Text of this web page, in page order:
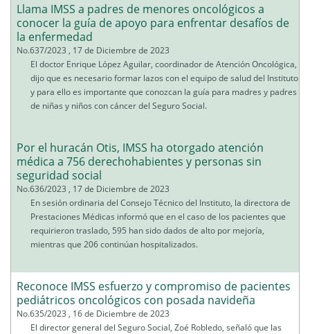
Llama IMSS a padres de menores oncológicos a
conocer la guía de apoyo para enfrentar desafíos de
la enfermedad
No.637/2023 , 17 de Diciembre de 2023
El doctor Enrique López Aguilar, coordinador de Atención Oncológica,
dijo que es necesario formar lazos con el equipo de salud del Instituto
y para ello es importante que conozcan la guía para madres y padres
de niñas y niños con cáncer del Seguro Social.
Por el huracán Otis, IMSS ha otorgado atención
médica a 756 derechohabientes y personas sin
seguridad social
No.636/2023 , 17 de Diciembre de 2023
En sesión ordinaria del Consejo Técnico del Instituto, la directora de
Prestaciones Médicas informó que en el caso de los pacientes que
requirieron traslado, 595 han sido dados de alto por mejoría,
mientras que 206 continúan hospitalizados.
Reconoce IMSS esfuerzo y compromiso de pacientes
pediátricos oncológicos con posada navideña
No.635/2023 , 16 de Diciembre de 2023
El director general del Seguro Social, Zoé Robledo, señaló que las